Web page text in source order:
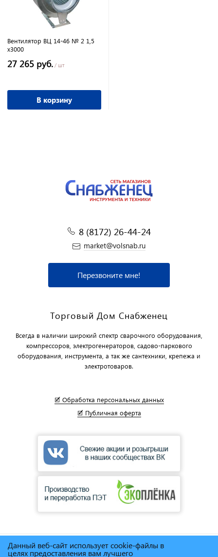
Вентилятор ВЦ 14-46 № 2 1,5
х3000
27 265 руб. / шт
В корзину
8 (8172) 26-44-24
market@volsnab.ru
Перезвоните мне!
Торговый Дом Снабженец
Всегда в наличии широкий спектр сварочного оборудования,
компрессоров, электрогенераторов, садово-паркового
оборудования, инструмента, а так же сантехники, крепежа и
электротоваров.
🗹 Обработка персональных данных
🗹 Публичная оферта
© Сеть магазинов инструмента и техники"Торговый дом
Данный веб-сайт использует cookie-файлы в
целях предоставления вам лучшего